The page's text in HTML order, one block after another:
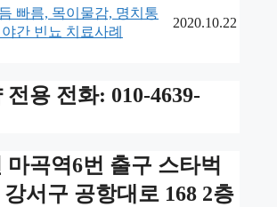
빠름, 목이물감, 명치통
간 빈뇨 치료사례
2020.10.22
용 전화: 010-4639-
마곡역6번 출구 스타벅
서구 공항대로 168 2층